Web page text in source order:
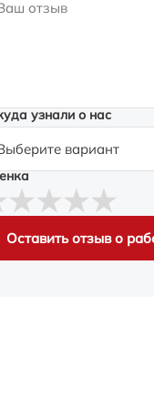
узнали о нас
Оставить отзыв о